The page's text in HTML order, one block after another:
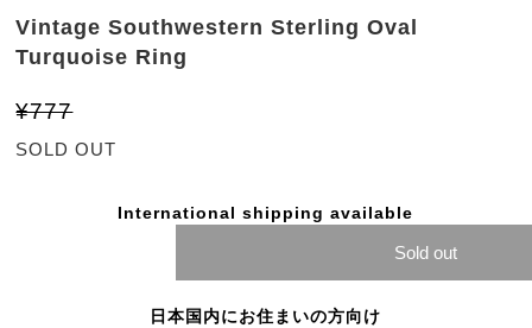
Vintage Southwestern Sterling Oval
Turquoise Ring
¥777
SOLD OUT
International shipping available
Sold out
日本国内にお住まいの方向け